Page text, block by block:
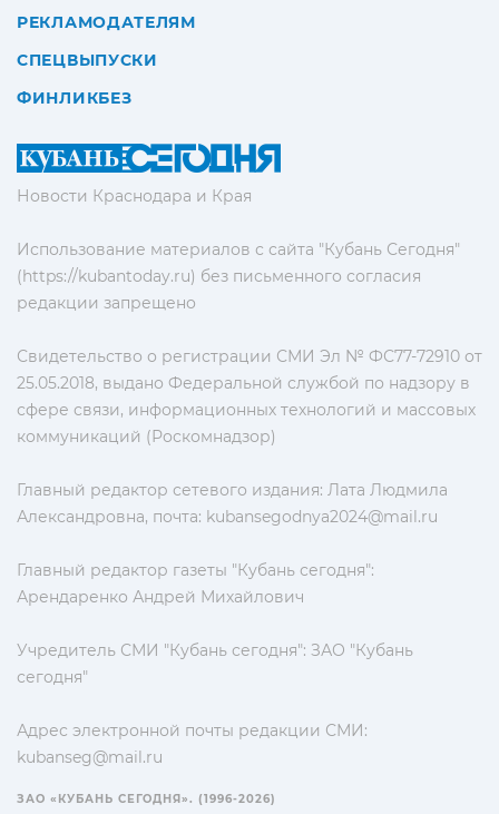
Новости Краснодара и Края
Использование материалов с сайта "Кубань Сегодня"
(https://kubantoday.ru) без письменного согласия
редакции запрещено
Свидетельство о регистрации СМИ Эл № ФС77-72910 от
25.05.2018, выдано Федеральной службой по надзору в
сфере связи, информационных технологий и массовых
коммуникаций (Роскомнадзор)
Главный редактор сетевого издания: Лата Людмила
Александровна, почта: kubansegodnya2024@mail.ru
Главный редактор газеты "Кубань сегодня":
Арендаренко Андрей Михайлович
Учредитель СМИ "Кубань сегодня": ЗАО "Кубань
сегодня"
Адрес электронной почты редакции СМИ:
kubanseg@mail.ru
РЕКЛАМОДАТЕЛЯМ
СПЕЦВЫПУСКИ
ФИНЛИКБЕЗ
ЗАО «КУБАНЬ СЕГОДНЯ». (1996-2026)